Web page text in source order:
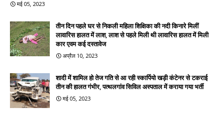
मई 05, 2023
तीन दिन पहले घर से निकली महिला शिक्षिका की नदी किनारे मिलीं
लावारिस हालत में लाश, लाश से पहले मिली थी लावारिस हालत में मिली
कार एवम कई दस्तावेज
अप्रैल 10, 2023
शादी में शामिल हो तेज गति से आ रही स्कार्पियो खड़ी कंटेनर से टकराई
तीन की हालत गंभीर, पत्थलगांव सिविल अस्पताल में कराया गया भर्ती
मई 05, 2023